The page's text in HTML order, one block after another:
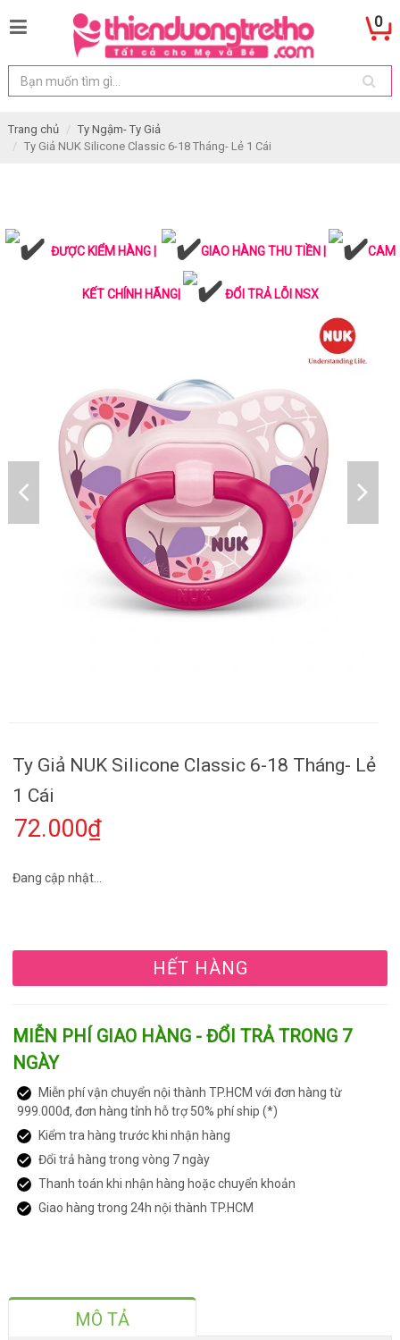
0
Trang chủ
Ty Ngậm- Ty Giả
Ty Giả NUK Silicone Classic 6-18 Tháng- Lẻ 1 Cái
ĐƯỢC KIỂM HÀNG | GIAO HÀNG THU TIỀN | CAM
KẾT CHÍNH HÃNG| ĐỔI TRẢ LỖI NSX
Ty Giả NUK Silicone Classic 6-18 Tháng- Lẻ
1 Cái
72.000₫
Đang cập nhật...
HẾT HÀNG
MIỄN PHÍ GIAO HÀNG - ĐỔI TRẢ TRONG 7
NGÀY
Miễn phí vận chuyển nội thành TP.HCM với đơn hàng từ
999.000đ, đơn hàng tỉnh hỗ trợ 50% phí ship (*)
Kiểm tra hàng trước khi nhận hàng
Đổi trả hàng trong vòng 7 ngày
Thanh toán khi nhận hàng hoặc chuyển khoản
Giao hàng trong 24h nội thành TP.HCM
MÔ TẢ